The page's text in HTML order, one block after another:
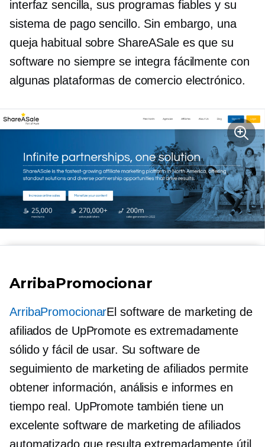
interfaz sencilla, sus programas fiables y su
sistema de pago sencillo. Sin embargo, una
queja habitual sobre ShareASale es que su
software no siempre se integra fácilmente con
algunas plataformas de comercio electrónico.
ArribaPromocionar
ArribaPromocionarEl software de marketing de
afiliados de UpPromote es extremadamente
sólido y fácil de usar. Su software de
seguimiento de marketing de afiliados permite
obtener información, análisis e informes en
tiempo real. UpPromote también tiene un
excelente software de marketing de afiliados
automatizado que resulta extremadamente útil